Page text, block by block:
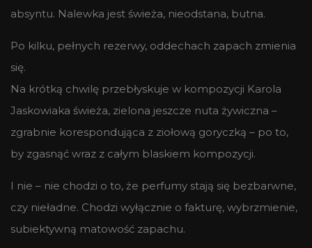
absyntu. Nalewka jest świeża, nieodstana, butna.
Po kilku, pełnych rezerwy, oddechach zapach zmienia
się.
Na krótką chwilę przebłyskuje w kompozycji Karola
Jaskowiaka świeża, zielona jeszcze nuta żywiczna –
zgrabnie korespondująca z ziołową goryczką – po to,
by zgasnąć wraz z całym blaskiem kompozycji.
I nie – nie chodzi o to, że perfumy stają się bezbarwne,
czy nieładne. Chodzi wyłącznie o fakturę, wybrzmienie,
subiektywną matowość zapachu.